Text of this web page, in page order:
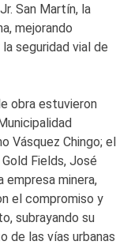
San Martín, la
mejorando
seguridad vial de
obra estuvieron
Vásquez Chingo; el
Fields, José
empresa minera,
el compromiso y
subrayando su
de las vías urbanas